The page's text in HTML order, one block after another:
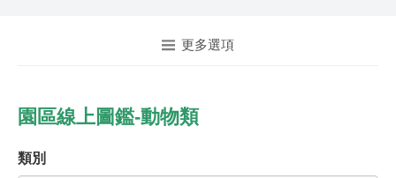
更多選項
園區線上圖鑑-動物類
類別